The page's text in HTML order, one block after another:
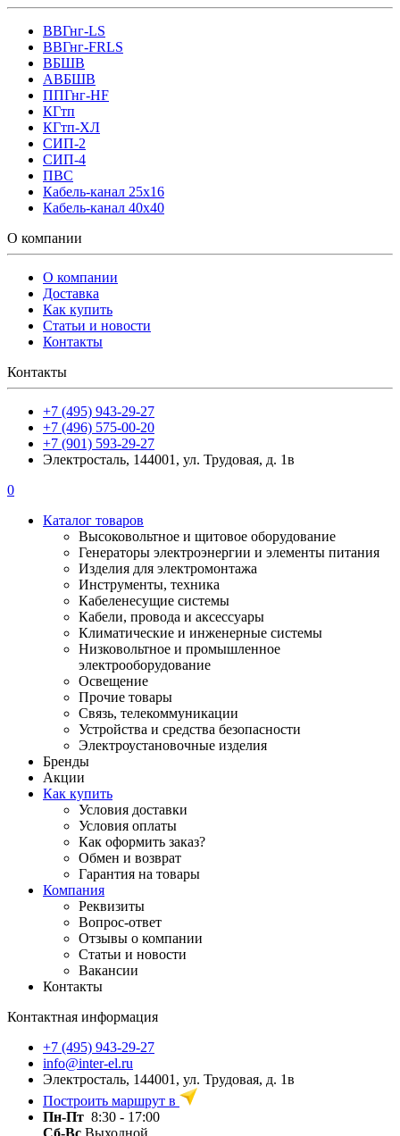
ВВГнг-LS
ВВГнг-FRLS
ВБШВ
АВБШВ
ППГнг-HF
КГтп
КГтп-ХЛ
СИП-2
СИП-4
ПВС
Кабель-канал 25х16
Кабель-канал 40х40
О компании
О компании
Доставка
Как купить
Статьи и новости
Контакты
Контакты
+7 (495) 943-29-27
+7 (496) 575-00-20
+7 (901) 593-29-27
Электросталь, 144001, ул. Трудовая, д. 1в
0
Каталог товаров
Высоковольтное и щитовое оборудование
Генераторы электроэнергии и элементы питания
Изделия для электромонтажа
Инструменты, техника
Кабеленесущие системы
Кабели, провода и аксессуары
Климатические и инженерные системы
Низковольтное и промышленное
электрооборудование
Освещение
Прочие товары
Связь, телекоммуникации
Устройства и средства безопасности
Электроустановочные изделия
Бренды
Акции
Как купить
Условия доставки
Условия оплаты
Как оформить заказ?
Обмен и возврат
Гарантия на товары
Компания
Реквизиты
Вопрос-ответ
Отзывы о компании
Статьи и новости
Вакансии
Контакты
Контактная информация
+7 (495) 943-29-27
info@inter-el.ru
Электросталь, 144001, ул. Трудовая, д. 1в
Построить маршрут в
Пн-Пт 8:30 - 17:00
Сб-Вс Выходной